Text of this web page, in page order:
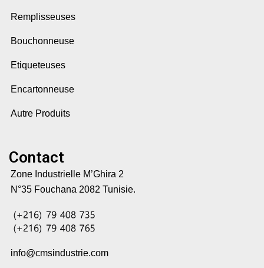
Remplisseuses
Bouchonneuse
Etiqueteuses
Encartonneuse
Autre Produits
Contact
Zone Industrielle M’Ghira 2
N°35 Fouchana 2082 Tunisie.
info@cmsindustrie.com